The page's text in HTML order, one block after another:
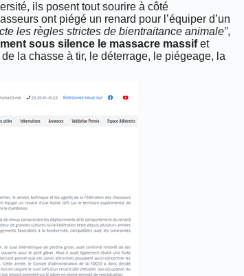
ils posent tout sourire à côté
ont piégé un renard pour l’équiper d’un
les règles strictes de bientraitance animale”,
sous silence le massacre massifet
la chasse à tir, le déterrage, le piégeage, la